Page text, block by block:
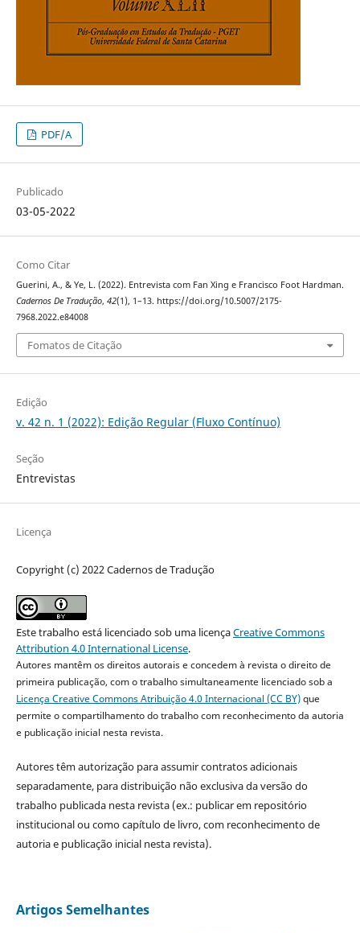
PDF/A
Publicado
03-05-2022
Como Citar
Guerini, A., & Ye, L. (2022). Entrevista com Fan Xing e Francisco Foot Hardman.
Cadernos De Tradução, 42(1), 1–13. https://doi.org/10.5007/2175-
7968.2022.e84008
Fomatos de Citação
Edição
v. 42 n. 1 (2022): Edição Regular (Fluxo Contínuo)
Seção
Entrevistas
Licença
Copyright (c) 2022 Cadernos de Tradução
Este trabalho está licenciado sob uma licençaCreative Commons
Attribution 4.0 International License.
Autores mantêm os direitos autorais e concedem à revista o direito de
primeira publicação, com o trabalho simultaneamente licenciado sob a
Licença Creative Commons Atribuição 4.0 Internacional (CC BY)que
permite o compartilhamento do trabalho com reconhecimento da autoria
e publicação inicial nesta revista.
Autores têm autorização para assumir contratos adicionais
separadamente, para distribuição não exclusiva da versão do
trabalho publicada nesta revista (ex.: publicar em repositório
institucional ou como capítulo de livro, com reconhecimento de
autoria e publicação inicial nesta revista).
Artigos Semelhantes